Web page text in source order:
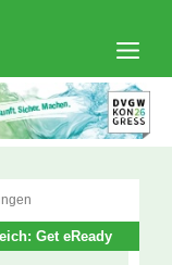
Get eReady